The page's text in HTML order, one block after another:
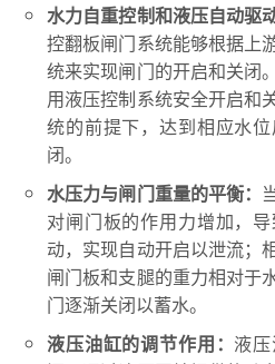
水力自重控制和液压自动驱
控翻板闸门系统能够根据上
统来实现闸门的开启和关闭
用液压控制系统安全开启和
统的前提下，达到相应水
闭。
水压力与闸门重量的平衡：
对闸门板的作用力增加，
动，实现自动开启以泄流；
闸门板和支腿的重力相对于
门逐渐关闭以蓄水。
液压油缸的调节作用： 液